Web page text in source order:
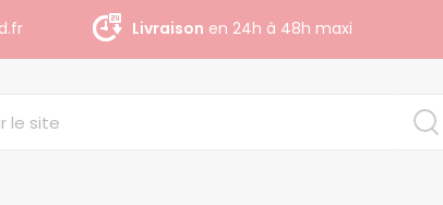
Livraison gratuite dès 140 € H.T